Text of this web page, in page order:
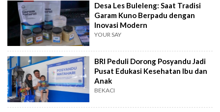
Desa Les Buleleng: Saat Tradisi
Garam Kuno Berpadu dengan
Inovasi Modern
YOUR SAY
BRI Peduli Dorong Posyandu Jadi
Pusat Edukasi Kesehatan Ibu dan
Anak
BEKACI